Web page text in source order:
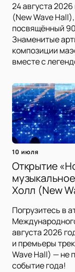
24 августа
(New Wave
посвящённый
Знаменитые
композиции
вместе с
10 июля
Открытие
Холл (New
Погрузитесь в
августа 2026
и премьеры
Wave Hall) — не
событие года!